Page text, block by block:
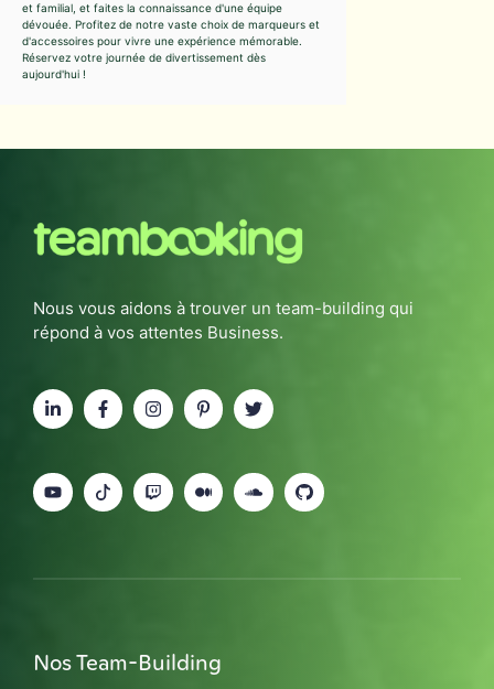
et familial, et faites la connaissance d'une équipe
dévouée. Profitez de notre vaste choix de marqueurs et
d'accessoires pour vivre une expérience mémorable.
Réservez votre journée de divertissement dès
aujourd'hui !
Nous vous aidons à trouver un team-building qui
répond à vos attentes Business.
Nos Team-Building